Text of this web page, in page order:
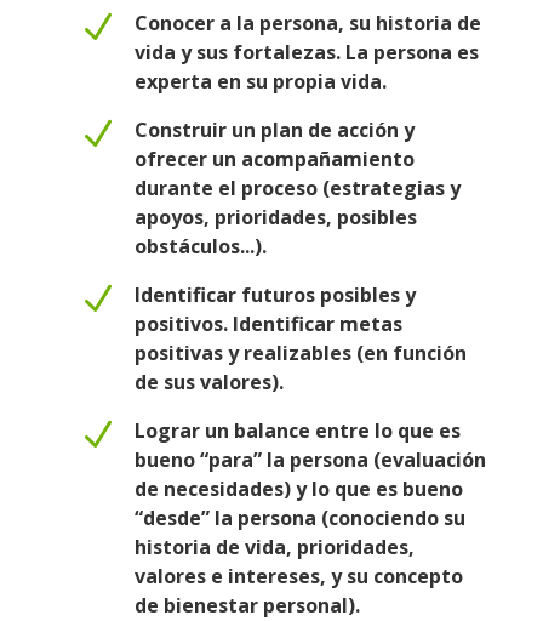
N
Conocer a la persona, su historia de
vida y sus fortalezas. La persona es
experta en su propia vida.
N
Construir un plan de acción y
ofrecer un acompañamiento
durante el proceso (estrategias y
apoyos, prioridades, posibles
obstáculos...).
N
Identificar futuros posibles y
positivos. Identificar metas
positivas y realizables (en función
de sus valores).
N
Lograr un balance entre lo que es
bueno “para” la persona (evaluación
de necesidades) y lo que es bueno
“desde” la persona (conociendo su
historia de vida, prioridades,
valores e intereses, y su concepto
de bienestar personal).